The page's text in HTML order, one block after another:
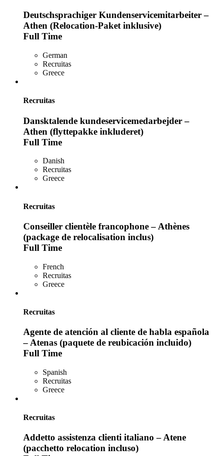
Deutschsprachiger Kundenservicemitarbeiter –
Athen (Relocation-Paket inklusive)
Full Time
German
Recruitas
Greece
Recruitas
Dansktalende kundeservicemedarbejder –
Athen (flyttepakke inkluderet)
Full Time
Danish
Recruitas
Greece
Recruitas
Conseiller clientèle francophone – Athènes
(package de relocalisation inclus)
Full Time
French
Recruitas
Greece
Recruitas
Agente de atención al cliente de habla española
– Atenas (paquete de reubicación incluido)
Full Time
Spanish
Recruitas
Greece
Recruitas
Addetto assistenza clienti italiano – Atene
(pacchetto relocation incluso)